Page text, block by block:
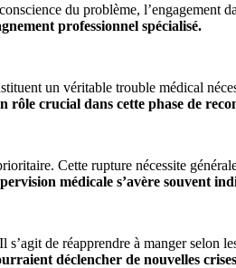
du problème, l’engagement
professionnel spécialisé.
un véritable trouble médical
rôle crucial dans cette phase de
Cette rupture nécessite
médicale s’avère souvent
de réapprendre à manger selon
déclencher de nouvelles